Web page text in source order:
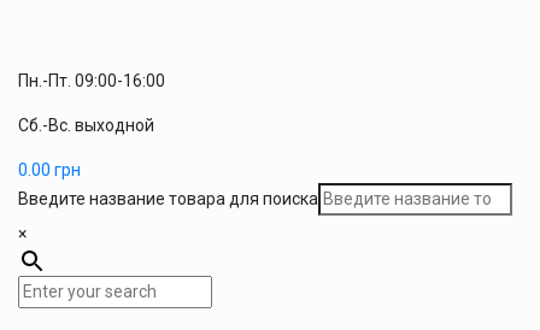
Пн.-Пт. 09:00-16:00
Сб.-Вс. выходной
0.00 грн
Введите название товара для поиска
×